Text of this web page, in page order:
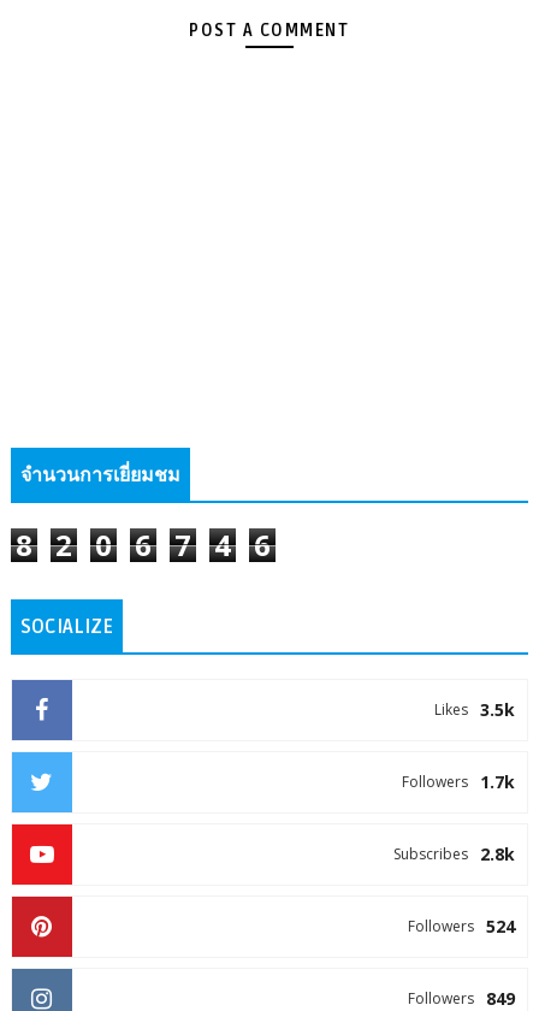
POST A COMMENT
จำนวนการเยี่ยมชม
8 2 0 6 7 4 6
SOCIALIZE
3.5k
Likes
1.7k
Followers
2.8k
Subscribes
524
Followers
849
Followers